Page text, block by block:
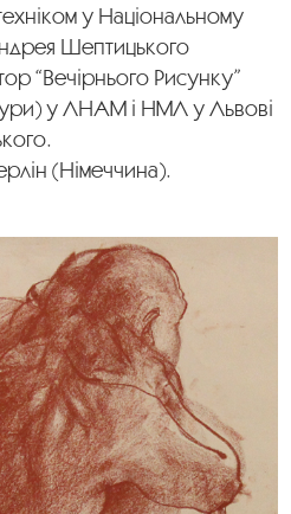
у Національному
Шептицького
“Вечірнього Рисунку”
у ЛНАМ і НМЛ у Львові
(Німеччина).